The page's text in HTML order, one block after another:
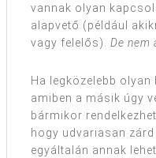
vannak olyan
alapvető (például
vagy felelős). De nem
Ha legközelebb
amiben a másik úgy
bármikor
hogy udvariasan
egyáltalán annak